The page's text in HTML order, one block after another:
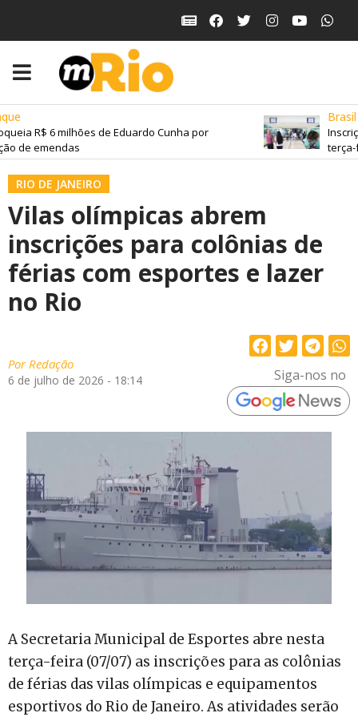
R$ 6 milhões de Eduardo Cunha por
de emendas
Brasil
terça-
RIO DE JANEIRO
Vilas olímpicas abrem
inscrições para colônias de
férias com esportes e lazer
no Rio
PorRedação
6 de julho de 2026 - 18:14 Siga-nos no
A Secretaria Municipal de Esportes abre nesta
terça-feira (07/07) as inscrições para as colônias
de férias das vilas olímpicas e equipamentos
esportivos do Rio de Janeiro. As atividades serão